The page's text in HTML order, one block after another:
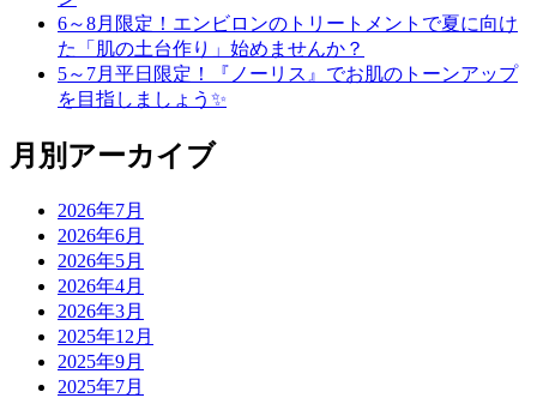
6～8月限定！エンビロンのトリートメントで夏に向け
た「肌の土台作り」始めませんか？
5～7月平日限定！『ノーリス』でお肌のトーンアップ
を目指しましょう✨
月別アーカイブ
2026年7月
2026年6月
2026年5月
2026年4月
2026年3月
2025年12月
2025年9月
2025年7月